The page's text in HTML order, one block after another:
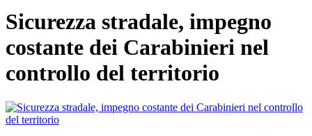
Sicurezza stradale, impegno
costante dei Carabinieri nel
controllo del territorio